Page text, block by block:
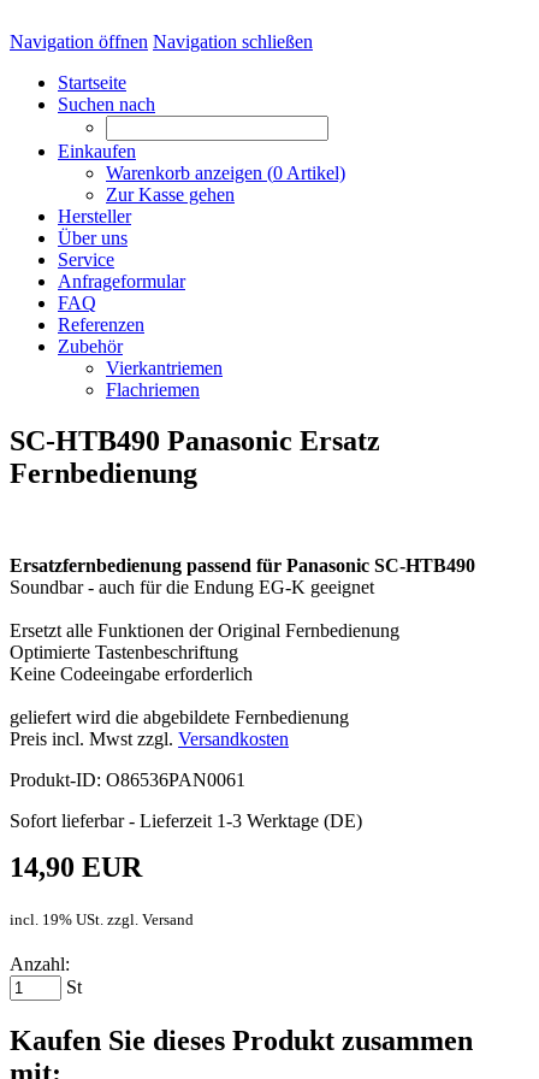
Navigation öffnen Navigation schließen
Startseite
Suchen nach
Einkaufen
Warenkorb anzeigen (0 Artikel)
Zur Kasse gehen
Hersteller
Über uns
Service
Anfrageformular
FAQ
Referenzen
Zubehör
Vierkantriemen
Flachriemen
SC-HTB490 Panasonic Ersatz
Fernbedienung
Ersatzfernbedienung passend für Panasonic SC-HTB490
Soundbar - auch für die Endung EG-K geeignet
Ersetzt alle Funktionen der Original Fernbedienung
Optimierte Tastenbeschriftung
Keine Codeeingabe erforderlich
geliefert wird die abgebildete Fernbedienung
Preis incl. Mwst zzgl. Versandkosten
Produkt-ID: O86536PAN0061
Sofort lieferbar - Lieferzeit 1-3 Werktage (DE)
14,90 EUR
incl. 19% USt. zzgl. Versand
Anzahl:
St
Kaufen Sie dieses Produkt zusammen
mit: